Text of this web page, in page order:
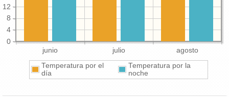
junio julio agosto
0
4
8
12
Temperatura por el
día
Temperatura por la
noche